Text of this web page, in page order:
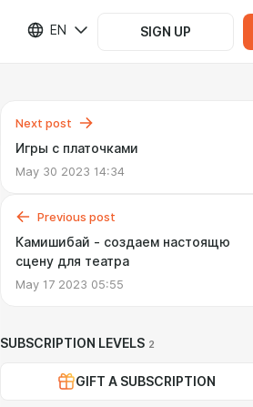
EN SIGN UP
Next post
Игры с платочками
May 30 2023 14:34
Previous post
Камишибай - создаем настоящю
сцену для театра
May 17 2023 05:55
SUBSCRIPTION LEVELS 2
GIFT A SUBSCRIPTION